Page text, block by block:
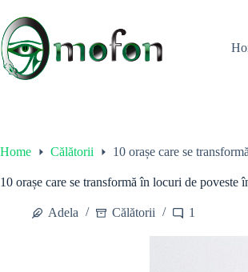
content
Home Călătorii 10 orașe care se
10 orașe care se transformă în locuri de poveste
Adela Călătorii 1